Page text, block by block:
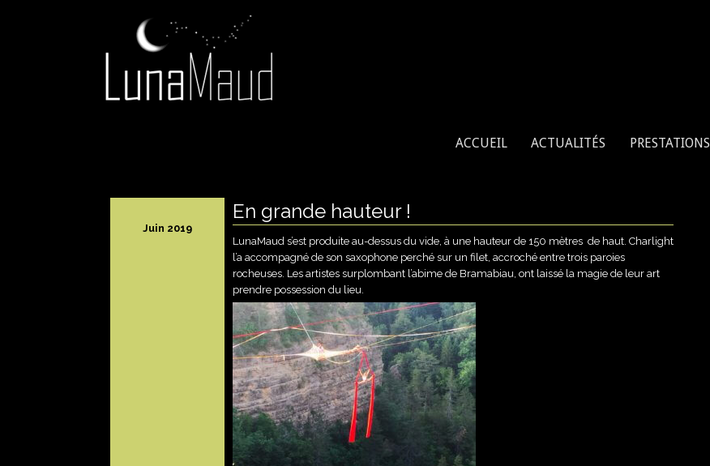
Acrobate aérienne, artiste aérienne, tissu aérien, cerceau aérien
PRINCIPAL
ACCUEIL ACTUALITÉS PRESTATIONS
Juin 2019
En grande hauteur !
LunaMaud s’est produite au-dessus du vide, à une hauteur de 150 mètres de haut. Charlight
l’a accompagné de son saxophone perché sur un filet, accroché entre trois paroies
rocheuses. Les artistes surplombant l’abime de Bramabiau, ont laissé la magie de leur art
prendre possession du lieu.